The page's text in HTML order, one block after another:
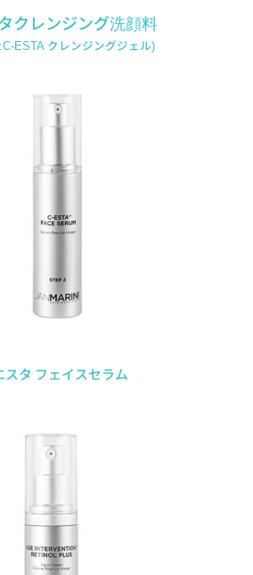
クレンジング洗顔料
:C-ESTA クレンジングジェル)
スタ フェイスセラム